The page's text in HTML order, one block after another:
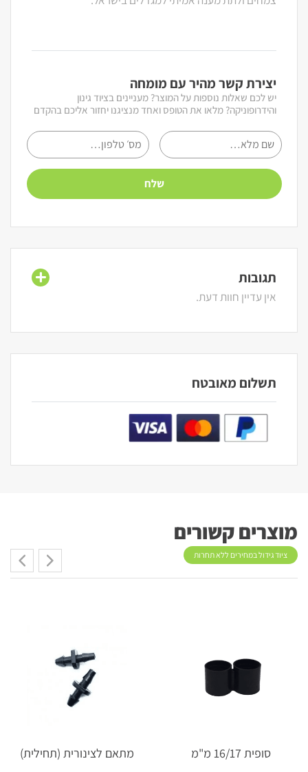
יצירת קשר מהיר עם מומחה
יש לכם שאלות נוספות על המוצר? מעניינים בציוד גינון
והידרופוניקה? מלאו את הטופס ואחד מנציגנו יחזור אליכם בהקדם
תגובות
אין עדיין חוות דעת.
תשלום מאובטח
מוצרים קשורים
ציוד גידול במחירים ללא תחרות
סופית 16/17 מ"מ מתאם לצינורית (תחילית)